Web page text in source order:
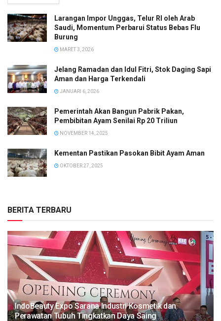
Larangan Impor Unggas, Telur RI oleh Arab
Saudi, Momentum Perbarui Status Bebas Flu
Burung
MARET 3, 2026
Jelang Ramadan dan Idul Fitri, Stok Daging Sapi
Aman dan Harga Terkendali
JANUARI 6, 2026
Pemerintah Akan Bangun Pabrik Pakan,
Pembibitan Ayam Senilai Rp 20 Triliun
NOVEMBER 14, 2025
Kementan Pastikan Pasokan Bibit Ayam Aman
OKTOBER 27, 2025
BERITA TERBARU
IndoBeauty Expo Sarana Industri Kosmetik dan
Perawatan Tubuh Tingkatkan Daya Saing